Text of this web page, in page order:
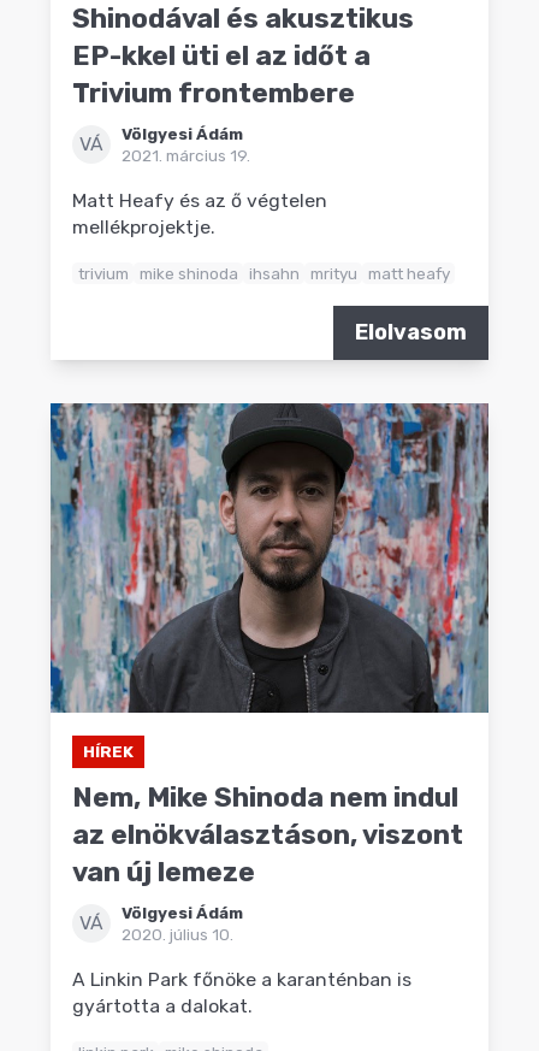
Shinodával és akusztikus
EP-kkel üti el az időt a
Trivium frontembere
VÁ
Völgyesi Ádám
2021. március 19.
Matt Heafy és az ő végtelen
mellékprojektje.
trivium mike shinoda ihsahn mrityu matt heafy
Elolvasom
HÍREK
Nem, Mike Shinoda nem indul
az elnökválasztáson, viszont
van új lemeze
VÁ
Völgyesi Ádám
2020. július 10.
A Linkin Park főnöke a karanténban is
gyártotta a dalokat.